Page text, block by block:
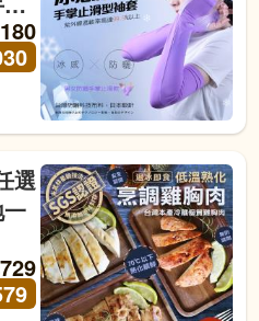
套
選
729